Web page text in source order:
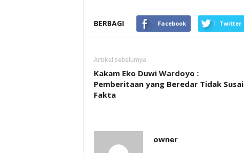
BERBAGI Facebook Twitter
Artikel sebelumya
Kakam Eko Duwi Wardoyo :
Pemberitaan yang Beredar Tidak Susai
Fakta
owner